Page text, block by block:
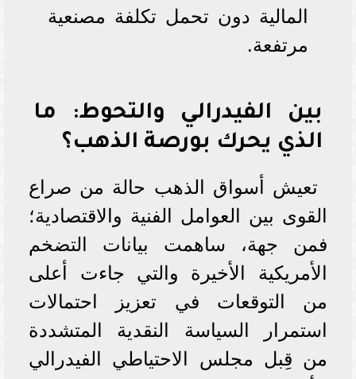
المالية دون تحمل تكلفة مصنعية
مرتفعة.
بين الفيدرالي والتحوط: ما
الذي يحرك بورصة الذهب؟
تعيش أسواق الذهب حالة من صراع
القوى بين العوامل الفنية والاقتصادية؛
فمن جهة، ساهمت بيانات التضخم
الأمريكية الأخيرة والتي جاءت أعلى
من التوقعات في تعزيز احتمالات
استمرار السياسة النقدية المتشددة
من قِبل مجلس الاحتياطي الفيدرالي